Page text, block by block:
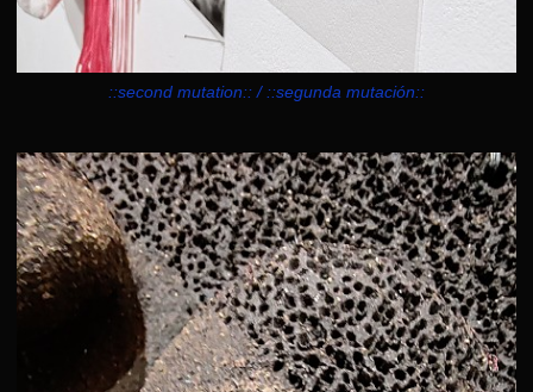
::second mutation:: / ::segunda mutación::